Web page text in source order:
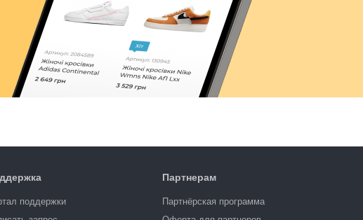
поддержки
Партнерам
Партнёрская программа